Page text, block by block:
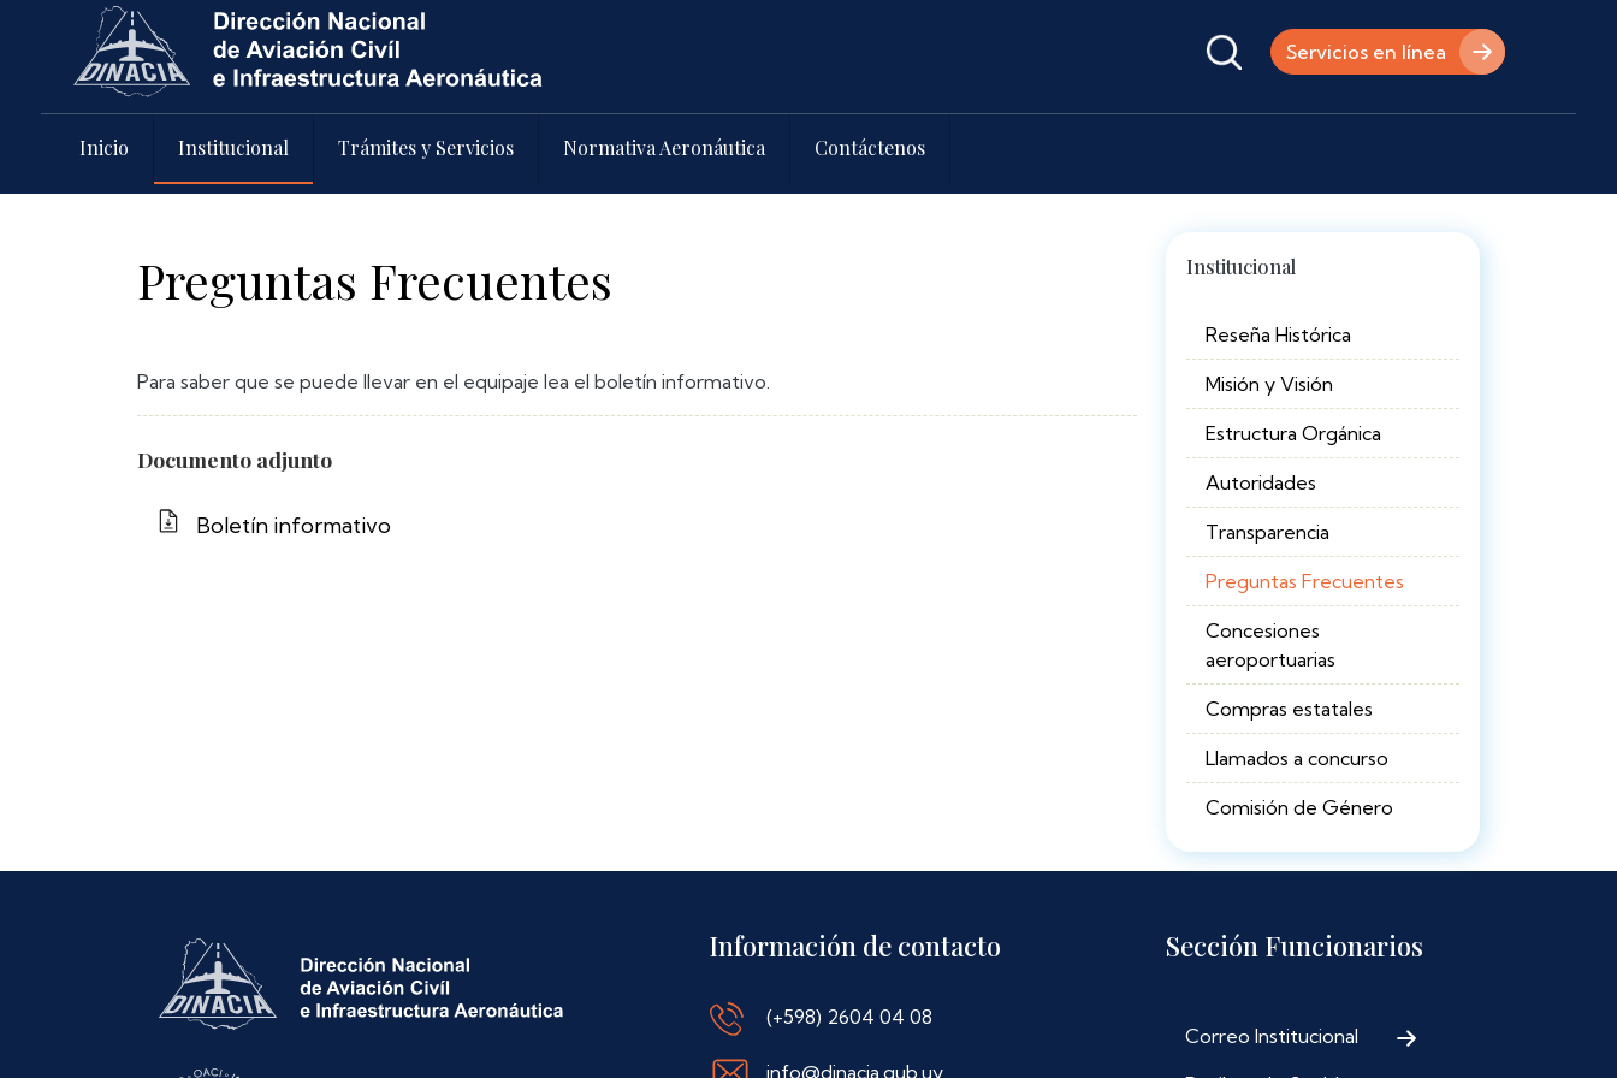
Pasar al contenido principal
Servicios en línea
Inicio Institucional Trámites y Servicios Normativa Aeronáutica Contáctenos
Preguntas Frecuentes
Para saber que se puede llevar en el equipaje lea el boletín informativo.
Documento adjunto
Boletín informativo
Institucional
Reseña Histórica
Misión y Visión
Estructura Orgánica
Autoridades
Transparencia
Preguntas Frecuentes
Concesiones
aeroportuarias
Compras estatales
Llamados a concurso
Comisión de Género
Información de contacto
(+598) 2604 04 08
info@dinacia.gub.uy
Sección Funcionarios
Correo Institucional